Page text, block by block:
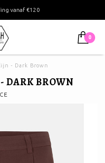
vanaf €120
0
- Dark Brown
DARK BROWN